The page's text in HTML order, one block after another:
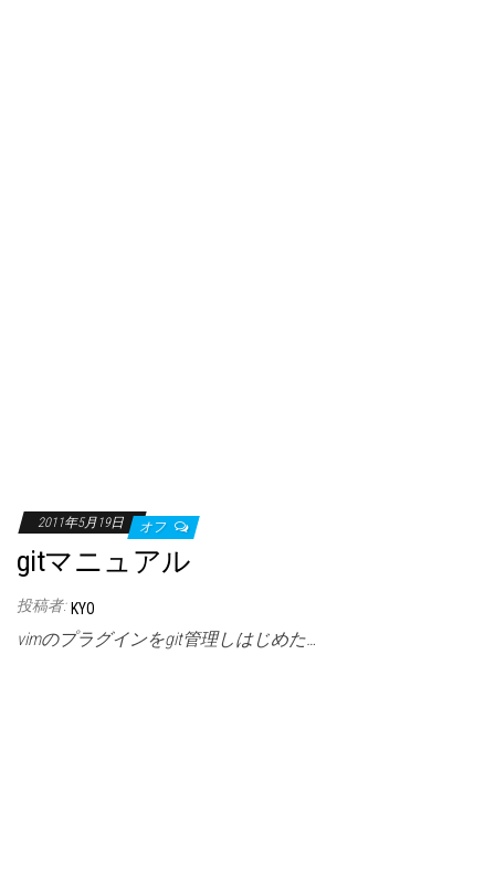
2011年5月19日 オフ
gitマニュアル
投稿者: KYO
vimのプラグインをgit管理しはじめた…